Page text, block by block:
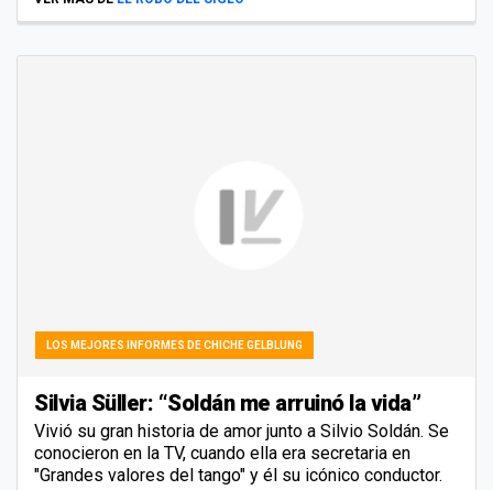
LOS MEJORES INFORMES DE CHICHE GELBLUNG
Silvia Süller: “Soldán me arruinó la vida”
Vivió su gran historia de amor junto a Silvio Soldán. Se
conocieron en la TV, cuando ella era secretaria en
"Grandes valores del tango" y él su icónico conductor.